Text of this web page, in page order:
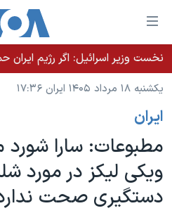
لینکهای
قابل
دسترسی
جهش
محتوای
اصلی
جهش
به
صفحه
خانه
نسخه سبک وب‌سایت
موضوع ها
ایران
آمریکا
جهان
برنامه های تلویزیونی
جدول برنامه ها
صفحه‌های ویژه
یکشنبه ۱۸ مرداد ۱۴۰۵ ایران ۱۷:۳۶
ايران
مطبوعات: سارا
ويکی ليکز در مورد
دستگيری صحت